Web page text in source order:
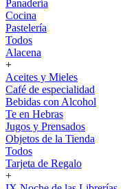
Panadería
Cocina
Pastelería
Todos
Alacena
+
Aceites y Mieles
Café de especialidad
Bebidas con Alcohol
Te en Hebras
Jugos y Prensados
Objetos de la Tienda
Todos
Tarjeta de Regalo
+